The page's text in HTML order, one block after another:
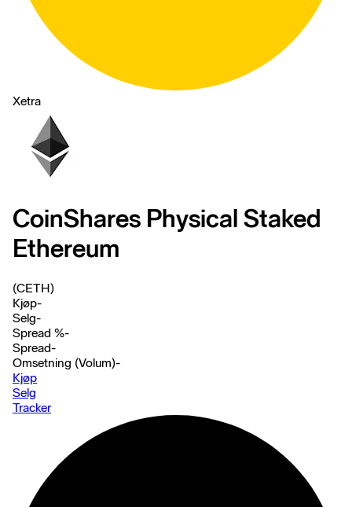
Xetra
CoinShares Physical Staked
Ethereum
(CETH)
Kjøp-
Selg-
Spread %-
Spread-
Omsetning (Volum)-
Kjøp
Selg
Tracker